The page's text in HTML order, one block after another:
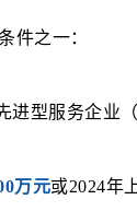
件之一：
进型服务企业
万元或2024年